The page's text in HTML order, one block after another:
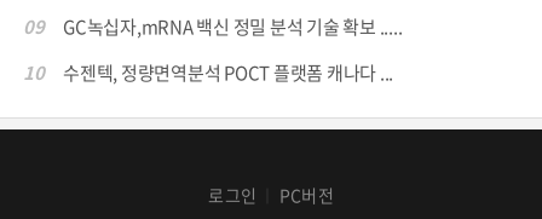
09
GC녹십자,mRNA 백신 정밀 분석 기술 확보 .....
10
수젠텍, 정량면역분석 POCT 플랫폼 캐나다 ...
로그인 PC버전